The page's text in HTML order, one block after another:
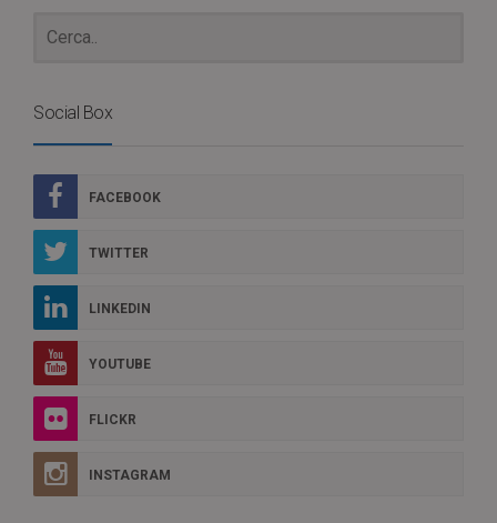
Social Box
FACEBOOK
TWITTER
LINKEDIN
YOUTUBE
FLICKR
INSTAGRAM